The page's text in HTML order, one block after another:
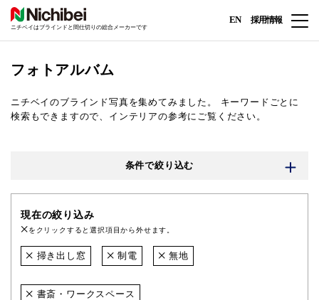
ニチベイはブラインドと間仕切りの総合メーカーです
EN 採用情報
フォトアルバム
ニチベイのブラインド写真を集めてみました。
キーワードごとに
検索もできますので、インテリアの参考にご覧ください。
条件で絞り込む
現在の絞り込み
をクリックすると選択項目から外せます。
掃き出し窓 制電 無地
書斎・ワークスペース